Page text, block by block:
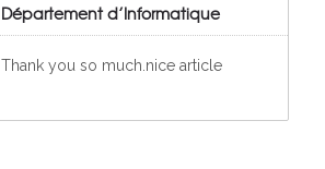
Département d’Informatique
Thank you so much.nice article